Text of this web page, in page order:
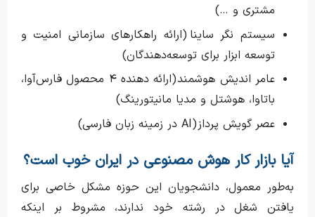
مشتری و …)
سیستم نگر ساینا (ارائه راهکارهای سازمانی امنیت و
توسعه ابزار برای توسعه‌دهندگان)
عامر اندیش هوشمند (ارائه دهنده ۴ محصول فارس‌آوا،
باتاوا، هوشتل و مدیا مانیتورینگ)
عصر گویش پرداز (AI در زمینه زبان فارسی)
آیا بازار کار هوش مصنوعی در ایران خوب است؟
به‌طور معمول، دانشجویان این حوزه مشکل خاصی برای
یافتن شغل در رشته خود ندارند، مشروط بر اینکه